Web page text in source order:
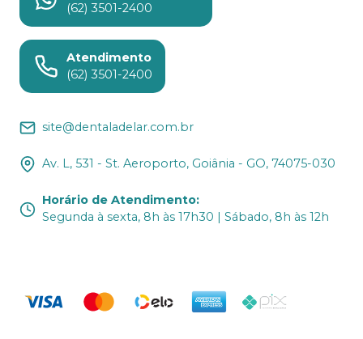
(62) 3501-2400
Atendimento
(62) 3501-2400
site@dentaladelar.com.br
Av. L, 531 - St. Aeroporto, Goiânia - GO, 74075-030
Horário de Atendimento:
Segunda à sexta, 8h às 17h30 | Sábado, 8h às 12h